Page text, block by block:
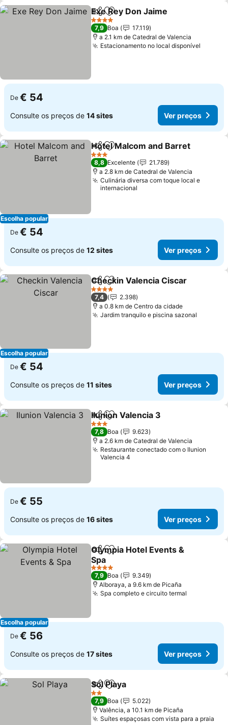
PartilharAdicionar aos favoritos
Exe Rey Don Jaime
4 Estrelas
7,9 Boa
17.119
a 2.1 km de Catedral de Valencia
Estacionamento no local disponível
De € 54
Consulte os preços de 14 sites Ver preços
Escolha popular
PartilharAdicionar aos favoritos
Hotel Malcom and Barret
3 Estrelas
8,8 Excelente
21.789
a 2.8 km de Catedral de Valencia
Culinária diversa com toque local e
internacional
De € 54
Consulte os preços de 12 sites Ver preços
Escolha popular
PartilharAdicionar aos favoritos
Checkin Valencia Ciscar
4 Estrelas
7,4
2.398
a 0.8 km de Centro da cidade
Jardim tranquilo e piscina sazonal
De € 54
Consulte os preços de 11 sites Ver preços
PartilharAdicionar aos favoritos
Ilunion Valencia 3
3 Estrelas
7,8 Boa
9.623
a 2.6 km de Catedral de Valencia
Restaurante conectado com o Ilunion
Valencia 4
De € 55
Consulte os preços de 16 sites Ver preços
Escolha popular
PartilharAdicionar aos favoritos
Olympia Hotel Events &
Spa
4 Estrelas
7,9 Boa
9.349
Alboraya, a 9.6 km de Picaña
Spa completo e circuito termal
De € 56
Consulte os preços de 17 sites Ver preços
PartilharAdicionar aos favoritos
Sol Playa
2 Estrelas
7,9 Boa
5.022
Valência, a 10.1 km de Picaña
Suítes espaçosas com vista para a praia